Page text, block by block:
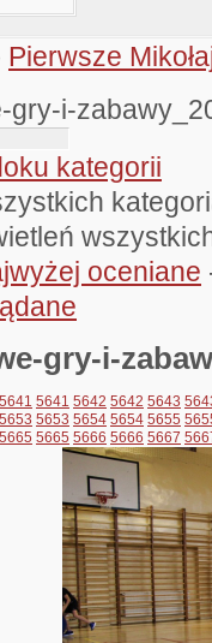
Pierwsze
gry-i-
kategorii
oceniane
gry-i-
5641 5641 5642 5642 5643
5653 5653 5654 5654 5655
5665 5665 5666 5666 5667